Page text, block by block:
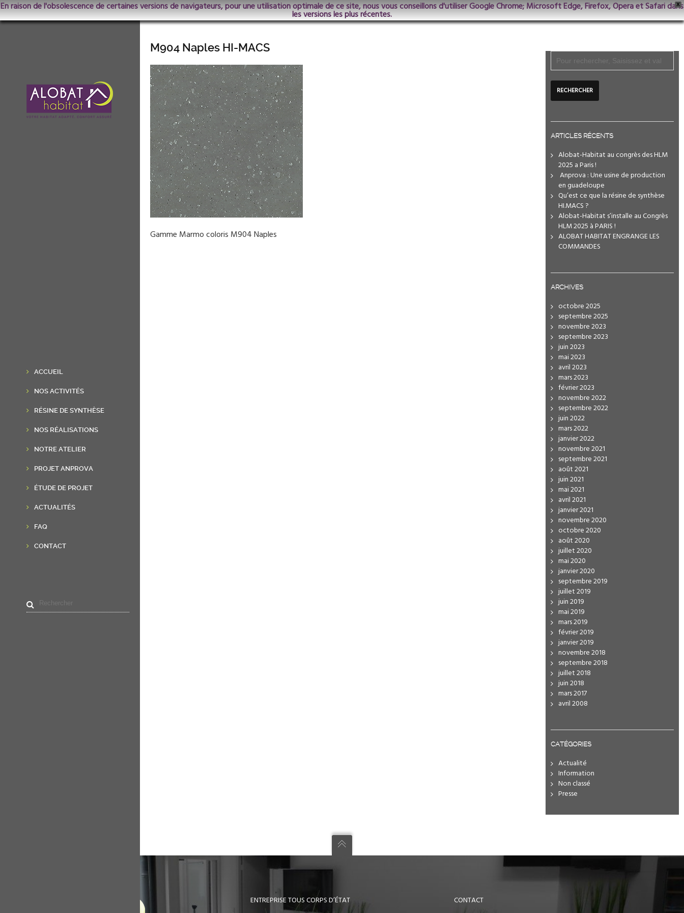
X
En raison de l'obsolescence de certaines versions de navigateurs, pour une utilisation optimale de ce site, nous vous conseillons d'utiliser Google Chrome; Microsoft Edge, Firefox, Opera et Safari dans
les versions les plus récentes.
ACCUEIL
NOS ACTIVITÉS
RÉSINE DE SYNTHÈSE
NOS RÉALISATIONS
NOTRE ATELIER
PROJET ANPROVA
ÉTUDE DE PROJET
ACTUALITÉS
FAQ
CONTACT
M904 Naples HI-MACS
Gamme Marmo coloris M904 Naples
ARTICLES RÉCENTS
Alobat-Habitat au congrès des HLM
2025 a Paris !
️ Anprova : Une usine de production
en guadeloupe
Qu’est ce que la résine de synthèse
HI.MACS ?
Alobat-Habitat s’installe au Congrès
HLM 2025 à PARIS !
ALOBAT HABITAT ENGRANGE LES
COMMANDES
ARCHIVES
octobre 2025
septembre 2025
novembre 2023
septembre 2023
juin 2023
mai 2023
avril 2023
mars 2023
février 2023
novembre 2022
septembre 2022
juin 2022
mars 2022
janvier 2022
novembre 2021
septembre 2021
août 2021
juin 2021
mai 2021
avril 2021
janvier 2021
novembre 2020
octobre 2020
août 2020
juillet 2020
mai 2020
janvier 2020
septembre 2019
juillet 2019
juin 2019
mai 2019
mars 2019
février 2019
janvier 2019
novembre 2018
septembre 2018
juillet 2018
juin 2018
mars 2017
avril 2008
CATÉGORIES
Actualité
Information
Non classé
Presse
ENTREPRISE TOUS CORPS D’ÉTAT CONTACT